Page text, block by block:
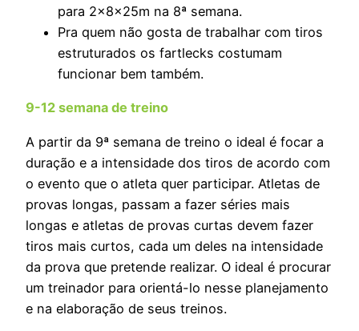
para 2x8x25m na 8ª semana.
Pra quem não gosta de trabalhar com tiros
estruturados os fartlecks costumam
funcionar bem também.
9-12 semana de treino
A partir da 9ª semana de treino o ideal é focar a
duração e a intensidade dos tiros de acordo com
o evento que o atleta quer participar. Atletas de
provas longas, passam a fazer séries mais
longas e atletas de provas curtas devem fazer
tiros mais curtos, cada um deles na intensidade
da prova que pretende realizar. O ideal é procurar
um treinador para orientá-lo nesse planejamento
e na elaboração de seus treinos.